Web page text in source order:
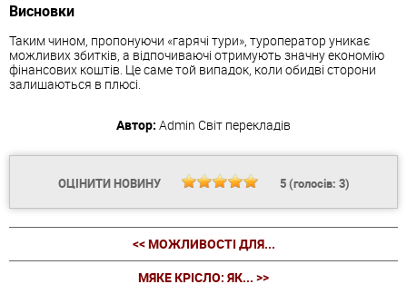
Висновки
Таким чином, пропонуючи «гарячі тури», туроператор уникає
можливих збитків, а відпочиваючі отримують значну економію
фінансових коштів. Це саме той випадок, коли обидві сторони
залишаються в плюсі.
Автор: Admin Світ перекладів
ОЦІНИТИ НОВИНУ 5(голосів: 3)
<< МОЖЛИВОСТІ ДЛЯ...
МЯКЕ КРІСЛО: ЯК... >>